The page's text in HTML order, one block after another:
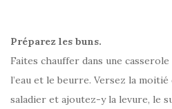
Préparez les buns.
Faites chauffer dans une
l’eau et le beurre. Versez la moitié
saladier et ajoutez-y la levure, le